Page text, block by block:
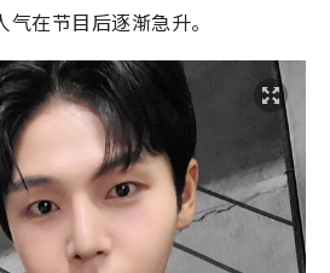
在节目后逐渐急升。